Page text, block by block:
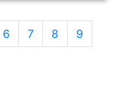
6 7 8
9
頁